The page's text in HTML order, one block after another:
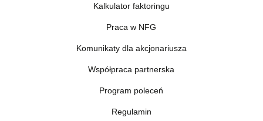
Kalkulator faktoringu
Praca w NFG
Komunikaty dla akcjonariusza
Współpraca partnerska
Program poleceń
Regulamin